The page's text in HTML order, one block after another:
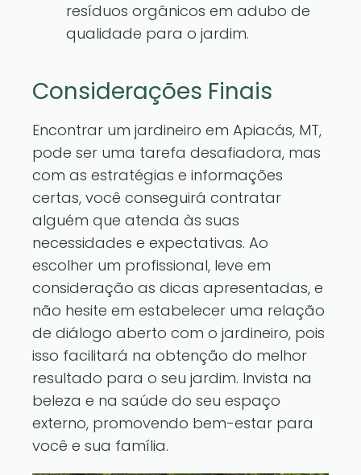
resíduos orgânicos em adubo de
qualidade para o jardim.
Considerações Finais
Encontrar um jardineiro em Apiacás, MT,
pode ser uma tarefa desafiadora, mas
com as estratégias e informações
certas, você conseguirá contratar
alguém que atenda às suas
necessidades e expectativas. Ao
escolher um profissional, leve em
consideração as dicas apresentadas, e
não hesite em estabelecer uma relação
de diálogo aberto com o jardineiro, pois
isso facilitará na obtenção do melhor
resultado para o seu jardim. Invista na
beleza e na saúde do seu espaço
externo, promovendo bem-estar para
você e sua família.